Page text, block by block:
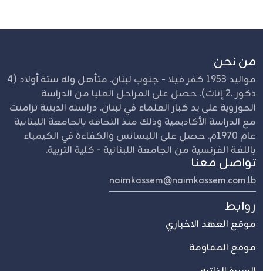
من نحن
مواليد 1953 كفر فيلا - جنوب لبنان. متأهل وله ستة أولاد (4
ذكور ،2 إناث). حصل على المراحل العليا من الدراسة
الحوزوية على يد كبار العلماء في لبنان. دراسته الدينية تزامنت
مع الدراسة الأكاديمية وذلك منذ التحاقه بالجامعة اللبنانية
عام 1970م. حصل على الليسانس والكفاءة في الكيمياء
باللغة الفرنسية من الجامعة اللبنانية - كلية التربية.
تواصل معنا
naimkassem@naimkassem.com.lb
روابط
موقع العهد الاخباري
موقع المقاومة